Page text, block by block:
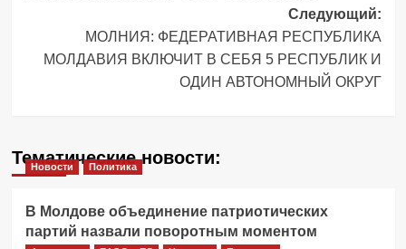
Следующий:
МОЛНИЯ: ФЕДЕРАТИВНАЯ РЕСПУБЛИКА
МОЛДАВИЯ ВКЛЮЧИТ В СЕБЯ 5 РЕСПУБЛИК И
ОДИН АВТОНОМНЫЙ ОКРУГ
Тематические новости:
Новости Политика
В Молдове объединение патриотических
партий назвали поворотным моментом